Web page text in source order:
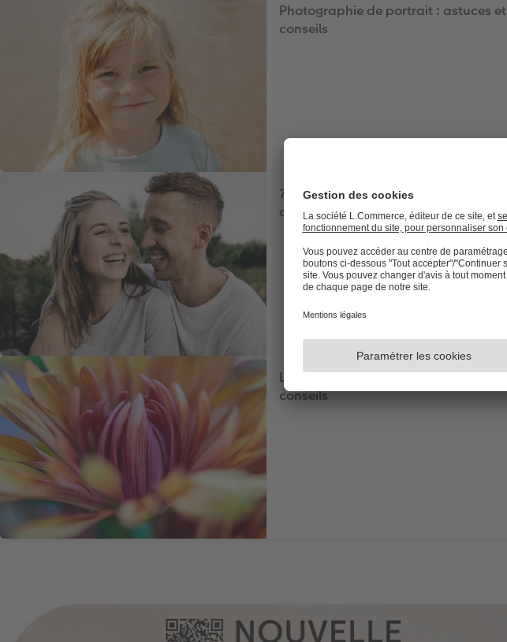
Photographie de portrait : astuces et
conseils
7 idées pour une séance photo de
couple
La macrophotographie : idées et
conseils